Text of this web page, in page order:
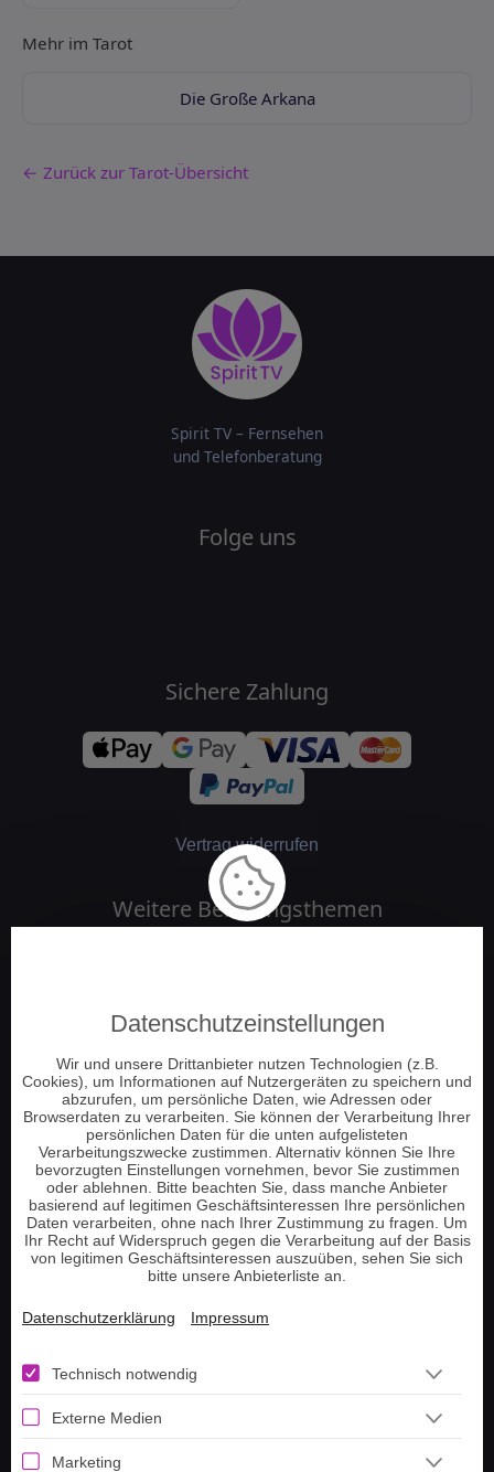
Mehr im Tarot
Die Große Arkana
← Zurück zur Tarot-Übersicht
Spirit TV – Fernsehen
und Telefonberatung
Folge uns
Sichere Zahlung
Vertrag widerrufen
Weitere Beratungsthemen
Jenseitskontakt
Schamanische Beratung
Numerologie
Tierkommunikation
Energie und Chakrenarbeit
Pendeln und Tensoren
Hellsehen am Telefon
Tarot Kartenlegen
Lenormand Kartenlegen
Telefonnummer aufladen
Datenschutzeinstellungen
Wir und unsere Drittanbieter nutzen Technologien (z.B.
Cookies), um Informationen auf Nutzergeräten zu speichern und
abzurufen, um persönliche Daten, wie Adressen oder
Browserdaten zu verarbeiten. Sie können der Verarbeitung Ihrer
persönlichen Daten für die unten aufgelisteten
Verarbeitungszwecke zustimmen. Alternativ können Sie Ihre
bevorzugten Einstellungen vornehmen, bevor Sie zustimmen
oder ablehnen. Bitte beachten Sie, dass manche Anbieter
basierend auf legitimen Geschäftsinteressen Ihre persönlichen
Daten verarbeiten, ohne nach Ihrer Zustimmung zu fragen. Um
Ihr Recht auf Widerspruch gegen die Verarbeitung auf der Basis
von legitimen Geschäftsinteressen auszuüben, sehen Sie sich
bitte unsere Anbieterliste an.
Datenschutzerklärung Impressum
Technisch notwendig
Externe Medien
Marketing